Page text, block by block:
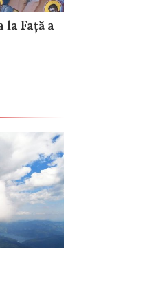
la Față a